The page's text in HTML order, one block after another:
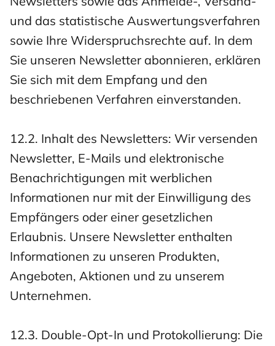
und das statistische Auswertungsverfahren
sowie Ihre Widerspruchsrechte auf. In dem
Sie unseren Newsletter abonnieren, erklären
Sie sich mit dem Empfang und den
beschriebenen Verfahren einverstanden.
12.2. Inhalt des Newsletters: Wir versenden
Newsletter, E-Mails und elektronische
Benachrichtigungen mit werblichen
Informationen nur mit der Einwilligung des
Empfängers oder einer gesetzlichen
Erlaubnis. Unsere Newsletter enthalten
Informationen zu unseren Produkten,
Angeboten, Aktionen und zu unserem
Unternehmen.
12.3. Double-Opt-In und Protokollierung: Die